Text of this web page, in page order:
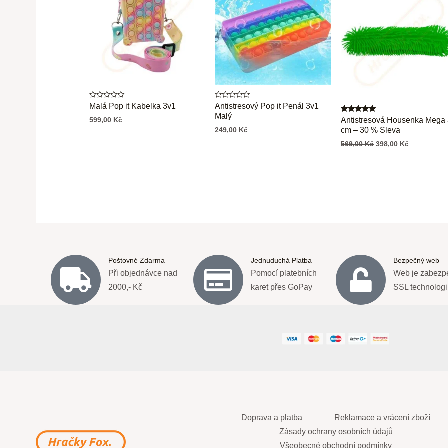
Hodnocení
0
z
5
Malá Pop it Kabelka 3v1
599,00 Kč
Hodnocení
0
z
Antistresový Pop it Penál 3v1
Malý
249,00 Kč
Hodnocení
5.00
z 5
Antistresová Housenka Mega
cm – 30 % Sleva
569,00Kč 398,00 Kč
Poštovné Zdarma
Při objednávce nad
2000,- Kč
Jednuduchá Platba
Pomocí platebních
karet přes GoPay
Bezpečný web
Web je
SSL
Doprava a platba
Reklamace a vrácení zboží
Zásady ochrany osobních údajů
Všeobecné obchodní podmínky